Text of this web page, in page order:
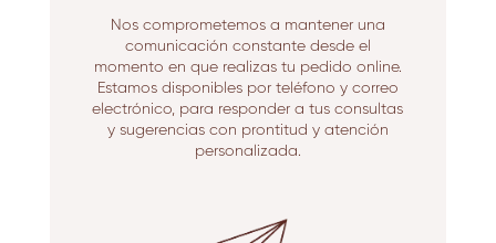
Nos comprometemos a mantener una
comunicación constante desde el
momento en que realizas tu pedido online.
Estamos disponibles por teléfono y correo
electrónico, para responder a tus consultas
y sugerencias con prontitud y atención
personalizada.